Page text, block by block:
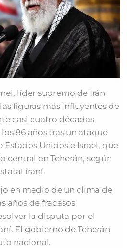
líder supremo de Irán
figuras más influyentes de
casi cuatro décadas,
86 años tras un ataque
Unidos e Israel, que
central en Teherán, según
iraní.
en medio de un clima de
años de fracasos
la disputa por el
El gobierno de Teherán
nacional.